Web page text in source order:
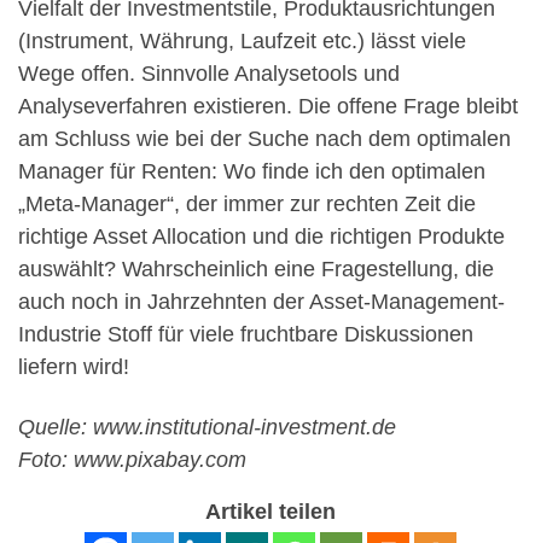
Vielfalt der Investmentstile, Produktausrichtungen
(Instrument, Währung, Laufzeit etc.) lässt viele
Wege offen. Sinnvolle Analysetools und
Analyseverfahren existieren. Die offene Frage bleibt
am Schluss wie bei der Suche nach dem optimalen
Manager für Renten: Wo finde ich den optimalen
„Meta-Manager“, der immer zur rechten Zeit die
richtige Asset Allocation und die richtigen Produkte
auswählt? Wahrscheinlich eine Fragestellung, die
auch noch in Jahrzehnten der Asset-Management-
Industrie Stoff für viele fruchtbare Diskussionen
liefern wird!
Quelle: www.institutional-investment.de
Foto: www.pixabay.com
Artikel teilen